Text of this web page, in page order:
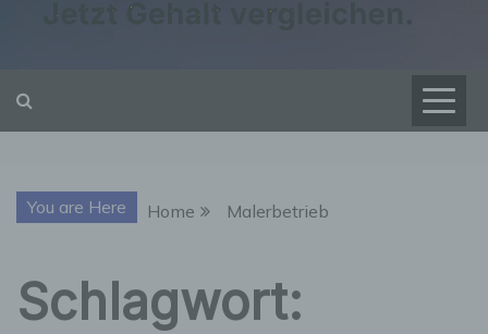
You are Here Home Malerbetrieb
Schlagwort: